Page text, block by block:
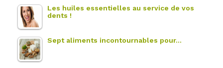
Les huiles essentielles au service de vos
dents !
Sept aliments incontournables pour…